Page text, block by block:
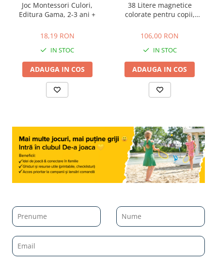
Joc Montessori Culori,
Editura Gama, 2-3 ani +
18,19 RON
IN STOC
ADAUGA IN COS
38 Litere magnetice
colorate pentru copii,
106,00 RON
IN STOC
ADAUGA IN COS